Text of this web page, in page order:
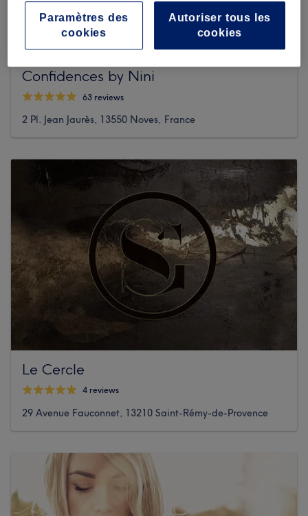
Confidences by Nini
63 reviews
2 Pl. Jean Jaurès, 13550 Noves, France
Le Cercle
4 reviews
29 Avenue Fauconnet, 13210 Saint-Rémy-de-Provence
Autoriser tous les
cookies
Paramètres des
cookies